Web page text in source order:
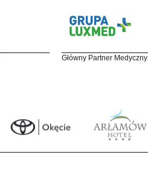
Główny Partner Medyczny